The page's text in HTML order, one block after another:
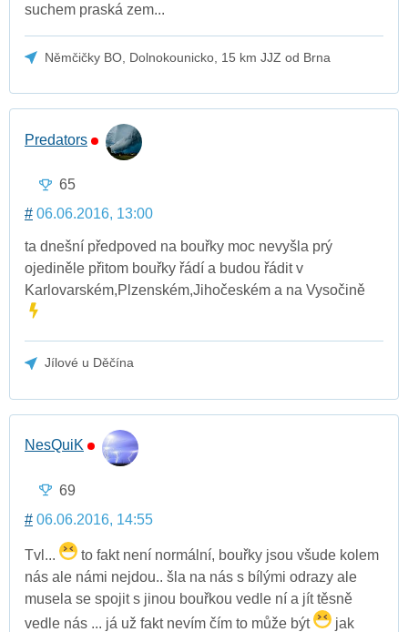
suchem praská zem...
Němčičky BO, Dolnokounicko, 15 km JJZ od Brna
Predators
65
# 06.06.2016, 13:00
ta dnešní předpoved na bouřky moc nevyšla prý
ojediněle přitom bouřky řádí a budou řádit v
Karlovarském,Plzenském,Jihočeském a na Vysočině
Jílové u Děčína
NesQuiK
69
# 06.06.2016, 14:55
Tvl...
to fakt není normální, bouřky jsou všude kolem
nás ale námi nejdou.. šla na nás s bílými odrazy ale
musela se spojit s jinou bouřkou vedle ní a jít těsně
vedle nás ... já už fakt nevím čím to může být
jak